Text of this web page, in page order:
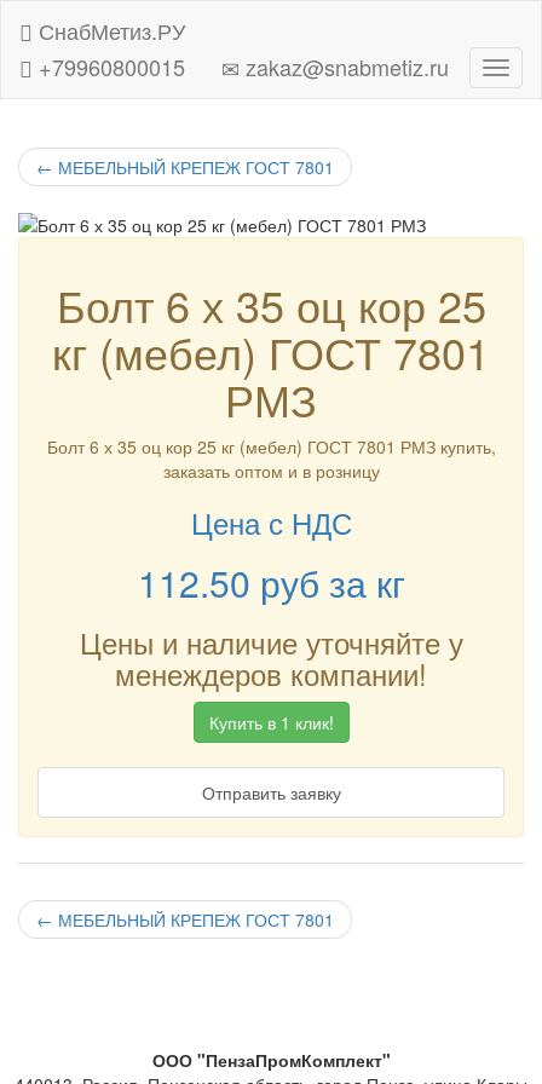
СнабМетиз.РУ
+79960800015
zakaz@snabmetiz.ru
← МЕБЕЛЬНЫЙ КРЕПЕЖ ГОСТ 7801
Болт 6 х 35 оц кор 25
кг (мебел) ГОСТ 7801
РМЗ
Болт 6 х 35 оц кор 25 кг (мебел) ГОСТ 7801 РМЗ купить,
заказать оптом и в розницу
Цена с НДС
112.50 руб за кг
Цены и наличие уточняйте у
менеждеров компании!
Купить в 1 клик!
Отправить заявку
← МЕБЕЛЬНЫЙ КРЕПЕЖ ГОСТ 7801
ООО "ПензаПромКомплект"